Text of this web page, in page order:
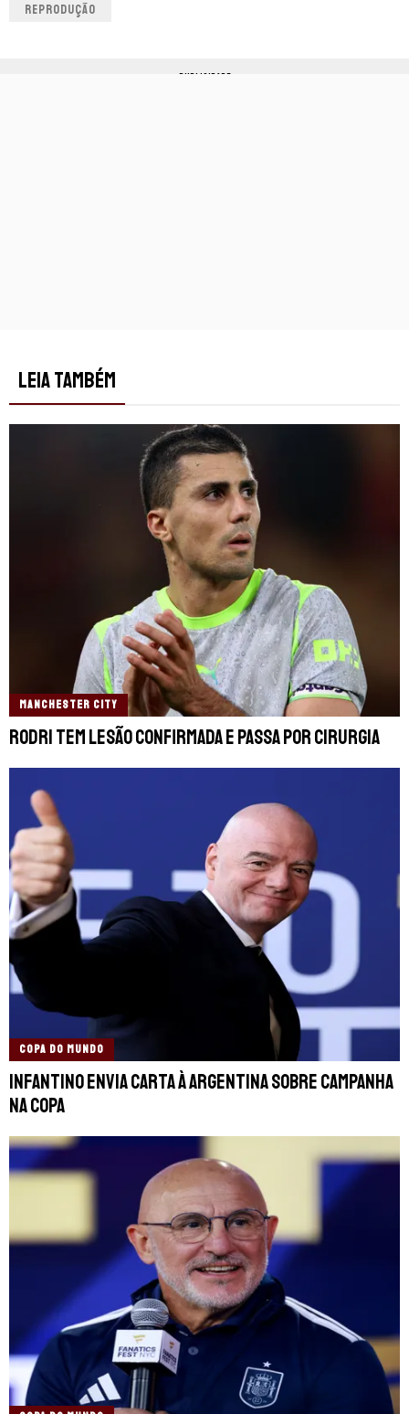
REPRODUÇÃO
PUBLICIDADE
LEIA TAMBÉM
MANCHESTER CITY
Rodri tem lesão confirmada e passa por cirurgia
COPA DO MUNDO
Infantino envia carta à Argentina sobre campanha
na Copa